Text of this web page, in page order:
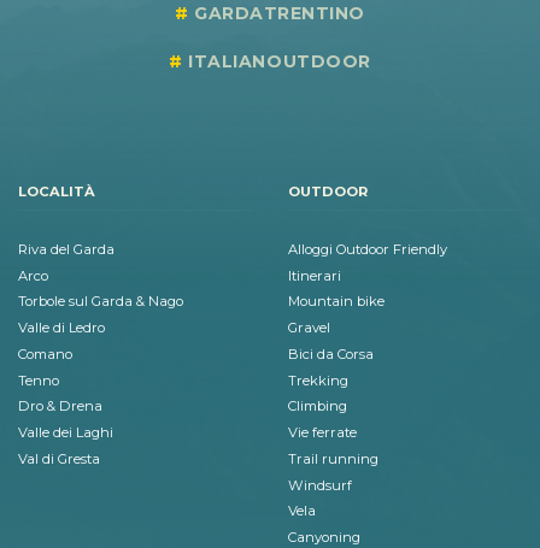
GARDATRENTINO
ITALIANOUTDOOR
LOCALITÀ
Riva del Garda
Arco
Torbole sul Garda & Nago
Valle di Ledro
Comano
Tenno
Dro & Drena
Valle dei Laghi
Val di Gresta
OUTDOOR
Alloggi Outdoor Friendly
Itinerari
Mountain bike
Gravel
Bici da Corsa
Trekking
Climbing
Vie ferrate
Trail running
Windsurf
Vela
Canyoning